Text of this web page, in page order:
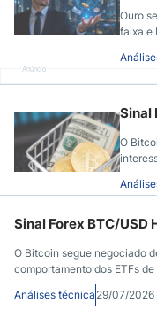
Ouro
faixa e
Anúncio
Sinal
O
Sinal Forex BTC/USD
O Bitcoin segue negociado
comportamento dos ETFs
Análises técnica 29/07/2026